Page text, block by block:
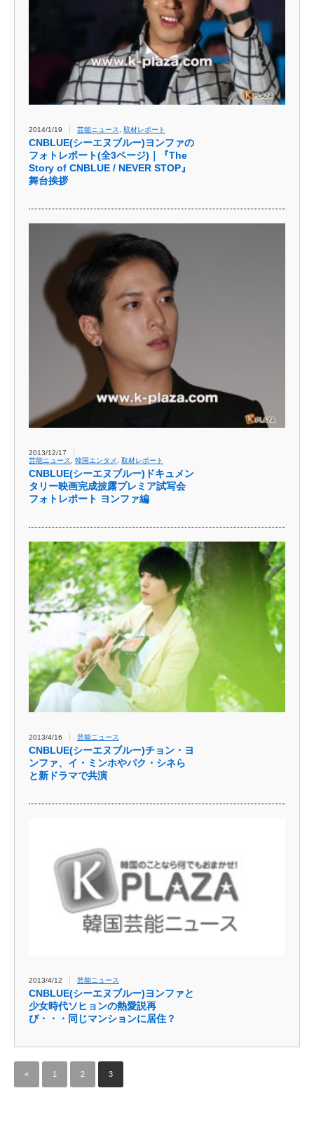
2014/1/19 芸能ニュース 取材レポート
CNBLUE(シーエヌブルー)ヨンファの
フォトレポート(全3ページ)｜『The
Story of CNBLUE / NEVER STOP』
舞台挨拶
2013/12/17
芸能ニュース
韓国エンタメ 取材レポート
CNBLUE(シーエヌブルー)ドキュメン
タリー映画完成披露プレミア試写会
フォトレポート ヨンファ編
2013/4/16 芸能ニュース
CNBLUE(シーエヌブルー)チョン・ヨ
ンファ、イ・ミンホやパク・シネら
と新ドラマで共演
2013/4/12 芸能ニュース
CNBLUE(シーエヌブルー)ヨンファと
少女時代ソヒョンの熱愛説再
び・・・同じマンションに居住？
« 1 2 3